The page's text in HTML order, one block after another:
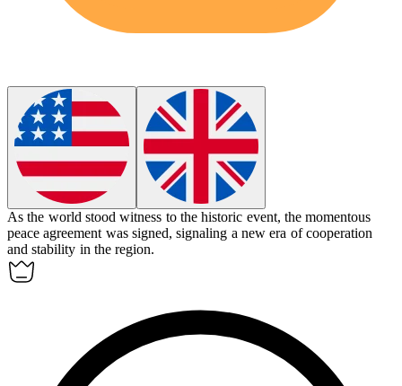
As the world stood witness to the historic event, themomentous
peace agreement was signed, signaling a new era of cooperation
and stability in the region.